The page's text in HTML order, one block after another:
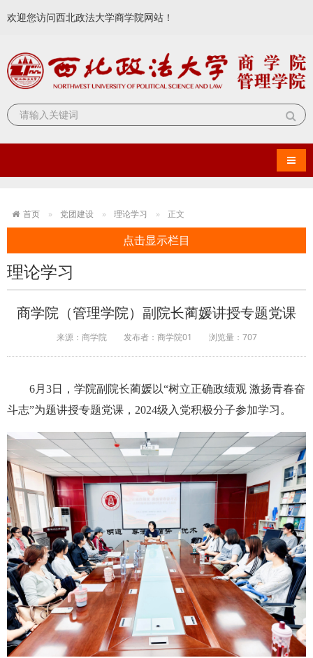
欢迎您访问西北政法大学商学院网站！
导航
首页 党团建设 理论学习 正文
点击显示栏目
理论学习
商学院（管理学院）副院长蔺媛讲授专题党课
来源：商学院 发布者：商学院01 浏览量： 707
6月3日，学院副院长蔺媛以“树立正确政绩观 激扬青春奋
斗志”为题讲授专题党课，2024级入党积极分子参加学习。